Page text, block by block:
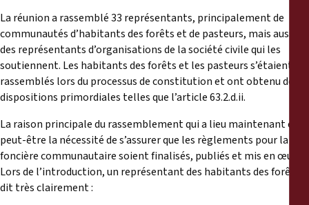
Matériel de formation
Documents d'information
Procédures juridiques
Déclarations
Rapports annuels
La réunion a rassemblé 33 représentants, principalement de
communautés d’habitants des forêts et de pasteurs, mais aussi
des représentants d’organisations de la société civile qui les
soutiennent. Les habitants des forêts et les pasteurs s’étaient
rassemblés lors du processus de constitution et ont obtenu des
dispositions primordiales telles que l’article 63.2.d.ii.
La raison principale du rassemblement qui a lieu maintenant est
peut-être la nécessité de s’assurer que les règlements pour la loi
foncière communautaire soient finalisés, publiés et mis en œuvre.
Lors de l’introduction, un représentant des habitants des forêts a
dit très clairement :